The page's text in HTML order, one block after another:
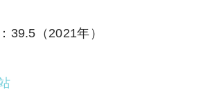
39.5（2021年）